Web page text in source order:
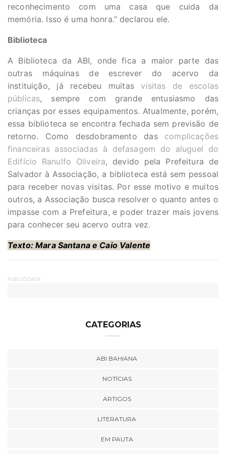
reconhecimento com uma casa que cuida da
memória. Isso é uma honra.” declarou ele.
Biblioteca
A Biblioteca da ABI, onde fica a maior parte das
outras máquinas de escrever do acervo da
instituição, já recebeu muitas visitas de escolas
públicas, sempre com grande entusiasmo das
crianças por esses equipamentos. Atualmente, porém,
essa biblioteca se encontra fechada sem previsão de
retorno. Como desdobramento das complicações
financeiras associadas à defasagem do aluguel do
Edifício Ranulfo Oliveira, devido pela Prefeitura de
Salvador à Associação, a biblioteca está sem pessoal
para receber novas visitas. Por esse motivo e muitos
outros, a Associação busca resolver o quanto antes o
impasse com a Prefeitura, e poder trazer mais jovens
para conhecer seu acervo outra vez.
Texto: Mara Santana e Caio Valente
PUBLICIDADE
CATEGORIAS
ABI BAHIANA
NOTÍCIAS
ARTIGOS
LITERATURA
EM PAUTA